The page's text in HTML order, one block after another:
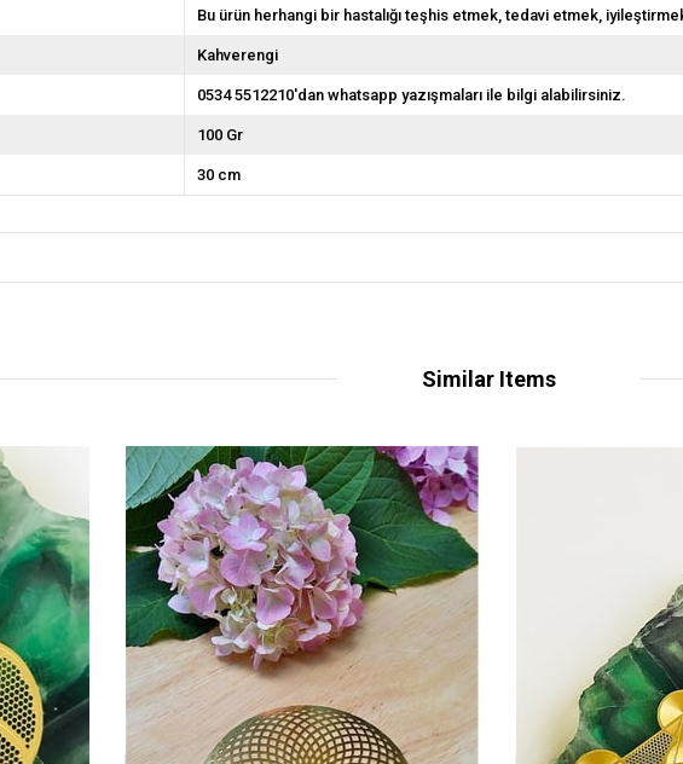
Bu ürün herhangi bir hastalığı teşhis etmek, tedavi etmek,
Kahverengi
0534 5512210'dan whatsapp yazışmaları ile bilgi alabilirsiniz.
100 Gr
30 cm
Similar Items